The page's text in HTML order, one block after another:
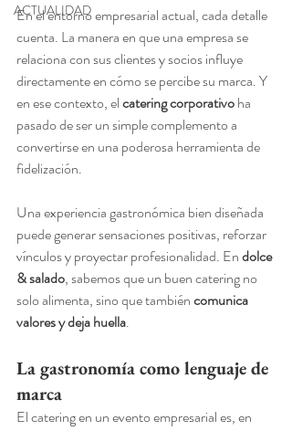
ACTUALIDAD
En el entorno empresarial actual, cada detalle
cuenta. La manera en que una empresa se
relaciona con sus clientes y socios influye
directamente en cómo se percibe su marca. Y
en ese contexto, el catering corporativo ha
pasado de ser un simple complemento a
convertirse en una poderosa herramienta de
fidelización.
Una experiencia gastronómica bien diseñada
puede generar sensaciones positivas, reforzar
vínculos y proyectar profesionalidad. En dolce
& salado, sabemos que un buen catering no
solo alimenta, sino que también comunica
valores y deja huella.
La gastronomía como lenguaje de
marca
El catering en un evento empresarial es, en